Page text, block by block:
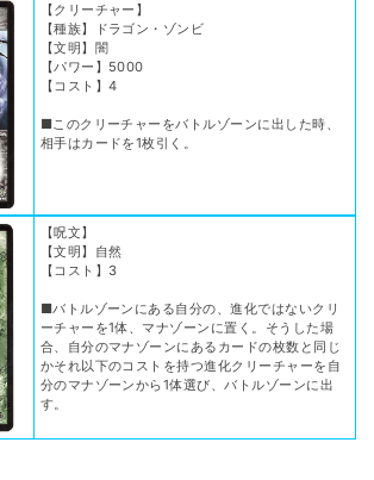
【クリーチャー】
【種族】ドラゴン・ゾンビ
【文明】闇
【パワー】5000
【コスト】4
■このクリーチャーをバトルゾーンに出した時、
相手はカードを1枚引く。
【呪文】
【文明】自然
【コスト】3
■バトルゾーンにある自分の、進化ではないクリ
ーチャーを1体、マナゾーンに置く。そうした場
合、自分のマナゾーンにあるカードの枚数と同じ
かそれ以下のコストを持つ進化クリーチャーを自
分のマナゾーンから1体選び、バトルゾーンに出
す。